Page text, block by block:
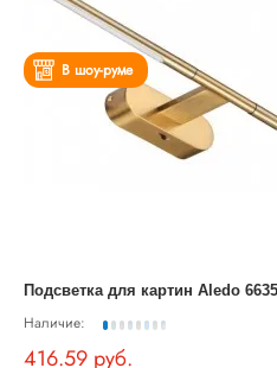
В шоу-руме
Наличие:
416.59 руб.